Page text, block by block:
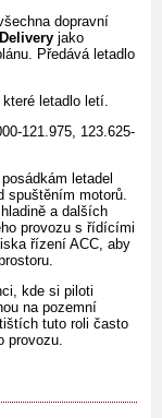
dopravní
Delivery jako
Předává letadlo
letadlo letí.
121.975, 123.625-
letadel
spuštěním motorů.
a dalších
provozu s řídícími
řízení ACC, aby
kde si piloti
na pozemní
tuto roli často
provozu.